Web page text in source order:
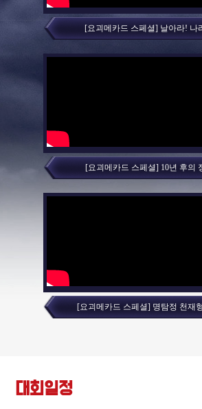
[요괴메카드 스페셜] 날아라! 나
[요괴메카드 스페셜] 10년 후의
[요괴메카드 스페셜] 명탐정 천재
대회일정